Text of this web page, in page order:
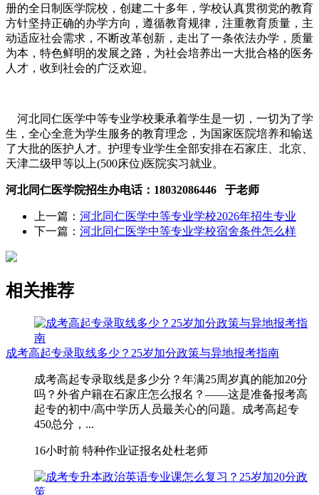
册的全日制医学院校，创建二十多年，学校认真贯彻党的教育
方针坚持正确的办学方向，遵循教育规律，注重教育质量，主
动适应社会需求，不断改革创新，走出了一条依法办学，质量
为本，特色鲜明的发展之路，为社会培养出一大批合格的医务
人才，收到社会的广泛欢迎。
河北同仁医学中等专业学校秉承着学生是一切，一切为了学
生，全心全意为学生服务的教育理念，为国家医院培养和输送
了大批的医护人才。护理专业学生全部安排在石家庄、北京、
天津二级甲等以上(500床位)医院实习就业。
河北同仁医学院招生办电话：18032086446 于老师
上一篇： 河北同仁医学中等专业学校2026年招生专业
下一篇： 河北同仁医学中等专业学校宿舍条件怎么样
相关推荐
成考高起专录取线多少？25岁加分政策与异地报考指南
成考高起专录取线是多少分？年满25周岁真的能加20分
吗？外省户籍在石家庄怎么报名？——这是准备报考高
起专的初中/高中学历人员最关心的问题。成考高起专
450总分，...
16小时前 特种作业证报名处杜老师